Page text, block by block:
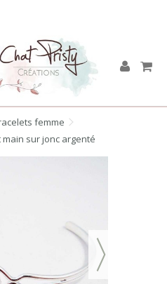
femme
sur jonc argenté